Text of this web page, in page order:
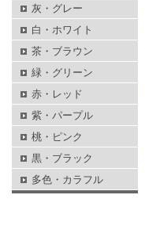
灰・グレー
白・ホワイト
茶・ブラウン
緑・グリーン
赤・レッド
紫・パープル
桃・ピンク
黒・ブラック
多色・カラフル